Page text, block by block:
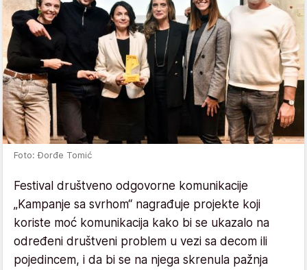
Foto: Đorđe Tomić
Festival društveno odgovorne komunikacije
„Kampanje sa svrhom“ nagrađuje projekte koji
koriste moć komunikacija kako bi se ukazalo na
određeni društveni problem u vezi sa decom ili
pojedincem, i da bi se na njega skrenula pažnja